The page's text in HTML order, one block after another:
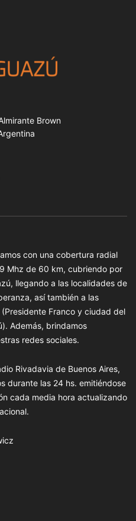
Brown
con una cobertura radial
Mhz de 60 km, cubriendo por
llegando a las localidades de
así también a las
Franco y ciudad del
Además, brindamos
redes sociales.
Rivadavia de Buenos Aires,
durante las 24 hs. emitiéndose
cada media hora actualizando